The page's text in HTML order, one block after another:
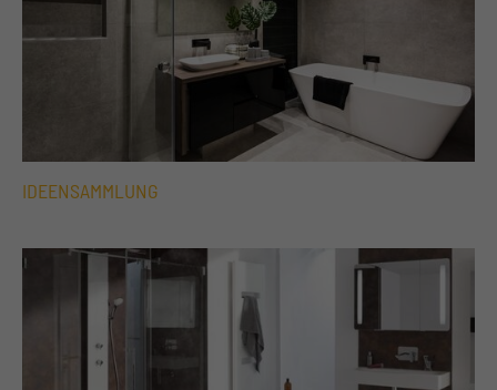
IDEENSAMMLUNG